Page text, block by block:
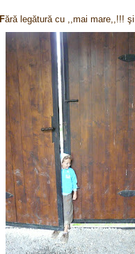
Fără legătură cu ,,mai mare,,!!!